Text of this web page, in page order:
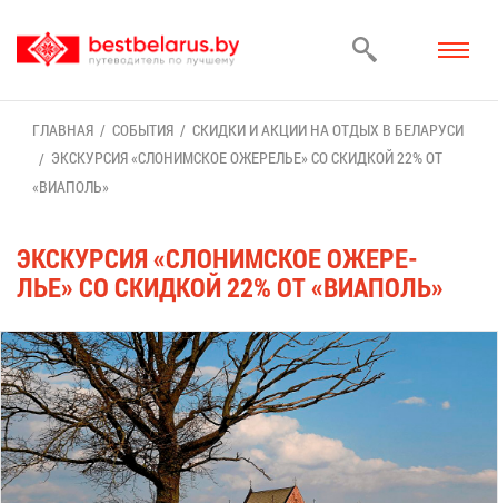
ГЛАВ­НАЯ СО­БЫ­ТИЯ
СКИД­КИ И АК­ЦИИ НА ОТ­ДЫХ В БЕ­ЛА­РУ­СИ
ЭКС­КУР­СИЯ «СЛО­НИМ­СКОЕ ОЖЕ­РЕ­ЛЬЕ» СО СКИД­КОЙ 22% ОТ
«ВИА­ПОЛЬ»
ЭКС­КУР­СИЯ «СЛО­НИМ­СКОЕ ОЖЕ­РЕ­
ЛЬЕ» СО СКИД­КОЙ 22% ОТ «ВИА­ПОЛЬ»